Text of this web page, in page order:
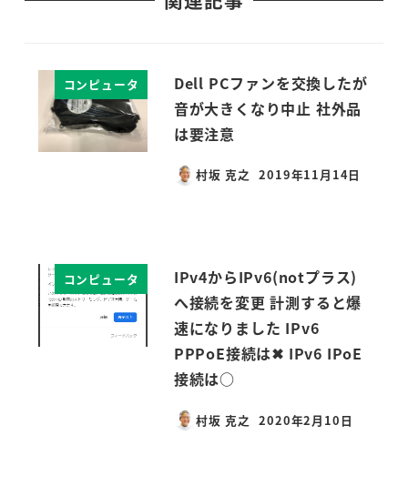
コンピュータ
Dell PCファンを交換したが
音が大きくなり中止 社外品
は要注意
村坂 克之
投稿日
2019年11月14日
コンピュータ
IPv4からIPv6(notプラス)
へ接続を変更 計測すると爆
速になりました IPv6
PPPoE接続は✖ IPv6 IPoE
接続は○
村坂 克之
投稿日
2020年2月10日